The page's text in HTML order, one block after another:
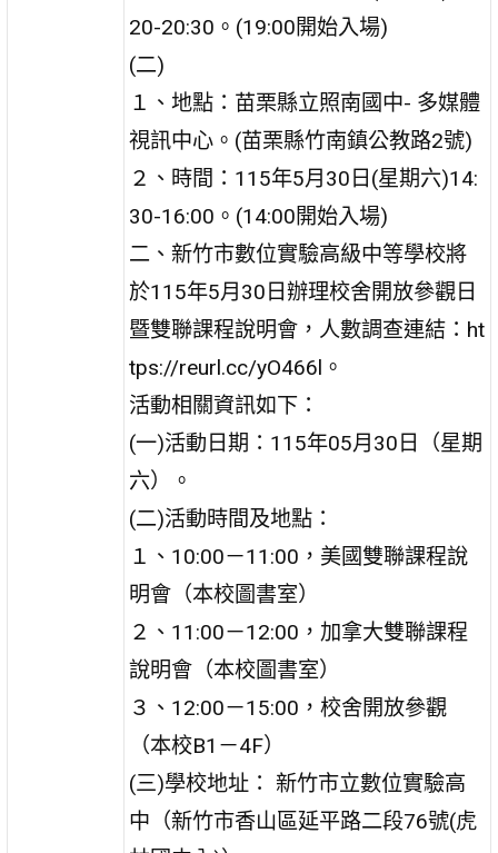
20-20:30。(19:00開始入場)
(二)
１、地點：苗栗縣立照南國中- 多媒體
視訊中心。(苗栗縣竹南鎮公教路2號)
２、時間：115年5月30日(星期六)14:
30-16:00。(14:00開始入場)
二、新竹市數位實驗高級中等學校將
於115年5月30日辦理校舍開放參觀日
暨雙聯課程說明會，人數調查連結：ht
tps://reurl.cc/yO466l。
活動相關資訊如下：
(一)活動日期：115年05月30日（星期
六）。
(二)活動時間及地點：
１、10:00－11:00，美國雙聯課程說
明會（本校圖書室）
２、11:00－12:00，加拿大雙聯課程
說明會（本校圖書室）
３、12:00－15:00，校舍開放參觀
（本校B1－4F）
(三)學校地址： 新竹市立數位實驗高
中（新竹市香山區延平路二段76號(虎